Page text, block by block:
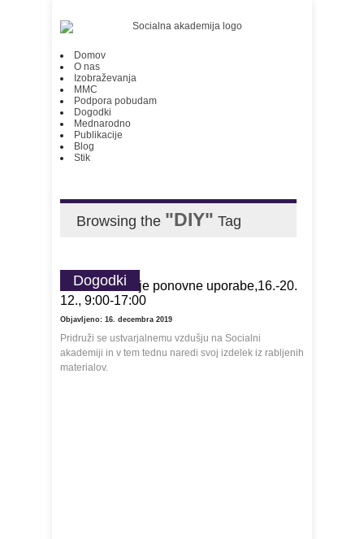
Domov
O nas
Izobraževanja
MMC
Podpora pobudam
Dogodki
Mednarodno
Publikacije
Blog
Stik
Browsing the "DIY" Tag
Dogodki
Praznični atelje ponovne uporabe,16.-20.
12., 9:00-17:00
Objavljeno: 16. decembra 2019
Pridruži se ustvarjalnemu vzdušju na Socialni
akademiji in v tem tednu naredi svoj izdelek iz rabljenih
materialov.